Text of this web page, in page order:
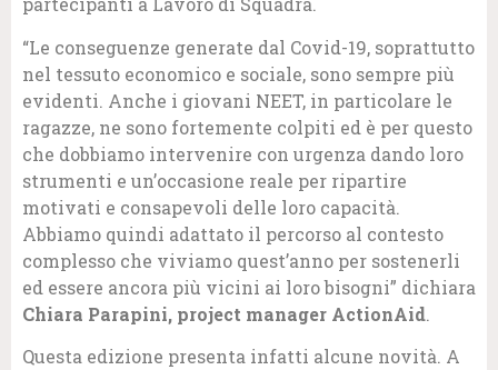
“Le conseguenze generate dal Covid-19, soprattutto
nel tessuto economico e sociale, sono sempre più
evidenti. Anche i giovani NEET, in particolare le
ragazze, ne sono fortemente colpiti ed è per questo
che dobbiamo intervenire con urgenza dando loro
strumenti e un’occasione reale per ripartire
motivati e consapevoli delle loro capacità.
Abbiamo quindi adattato il percorso al contesto
complesso che viviamo quest’anno per sostenerli
ed essere ancora più vicini ai loro bisogni” dichiara
Chiara Parapini, project manager ActionAid.
Questa edizione presenta infatti alcune novità. A